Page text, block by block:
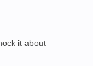
it about